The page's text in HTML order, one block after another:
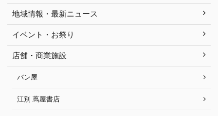
地域情報・最新ニュース
イベント・お祭り
店舗・商業施設
パン屋
江別 蔦屋書店